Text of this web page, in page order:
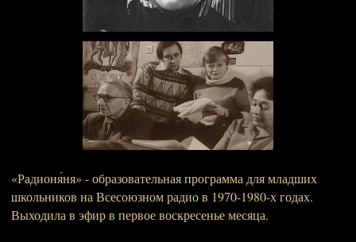
«Радионя́ня» - образовательная программа для младших
школьников на Всесоюзном радио в 1970-1980-х годах.
Выходила в эфир в первое воскресенье месяца.